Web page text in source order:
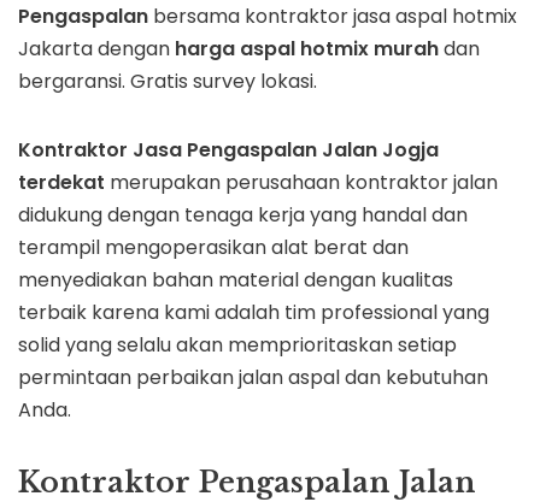
Pengaspalan bersama kontraktor jasa aspal hotmix
Jakarta dengan harga aspal hotmix murahdan
bergaransi. Gratis survey lokasi.
Kontraktor Jasa Pengaspalan Jalan Jogja
terdekat merupakan perusahaan kontraktor jalan
didukung dengan tenaga kerja yang handal dan
terampil mengoperasikan alat berat dan
menyediakan bahan material dengan kualitas
terbaik karena kami adalah tim professional yang
solid yang selalu akan memprioritaskan setiap
permintaan perbaikan jalan aspal dan kebutuhan
Anda.
Kontraktor Pengaspalan Jalan